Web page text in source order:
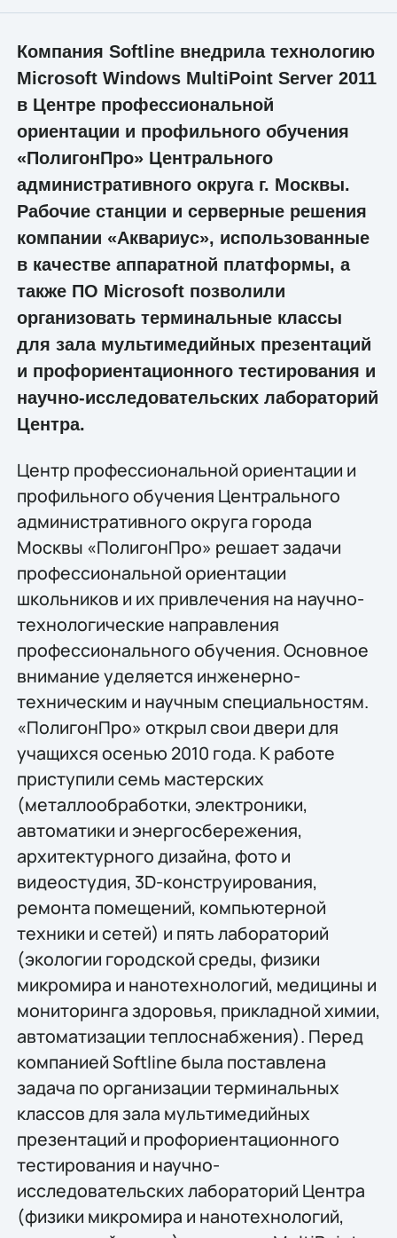
Компания Softline внедрила технологию
Microsoft Windows MultiPoint Server 2011
в Центре профессиональной
ориентации и профильного обучения
«ПолигонПро» Центрального
административного округа г. Москвы.
Рабочие станции и серверные решения
компании «Аквариус», использованные
в качестве аппаратной платформы, а
также ПО Microsoft позволили
организовать терминальные классы
для зала мультимедийных презентаций
и профориентационного тестирования и
научно-исследовательских лабораторий
Центра.
Центр профессиональной ориентации и
профильного обучения Центрального
административного округа города
Москвы «ПолигонПро» решает задачи
профессиональной ориентации
школьников и их привлечения на научно-
технологические направления
профессионального обучения. Основное
внимание уделяется инженерно-
техническим и научным специальностям.
«ПолигонПро» открыл свои двери для
учащихся осенью 2010 года. К работе
приступили семь мастерских
(металлообработки, электроники,
автоматики и энергосбережения,
архитектурного дизайна, фото и
видеостудия, 3D-конструирования,
ремонта помещений, компьютерной
техники и сетей) и пять лабораторий
(экологии городской среды, физики
микромира и нанотехнологий, медицины и
мониторинга здоровья, прикладной химии,
автоматизации теплоснабжения). Перед
компанией Softline была поставлена
задача по организации терминальных
классов для зала мультимедийных
презентаций и профориентационного
тестирования и научно-
исследовательских лабораторий Центра
(физики микромира и нанотехнологий,